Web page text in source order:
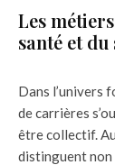
Les
santé et du
Dans l’univers
de carrières
être collectif.
distinguent non